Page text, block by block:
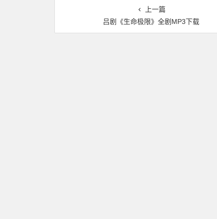
上一篇
吕剧《生命极限》全剧MP3下载